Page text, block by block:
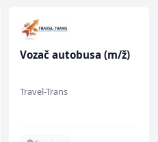
Vozač autobusa (m/ž)
Travel-Trans